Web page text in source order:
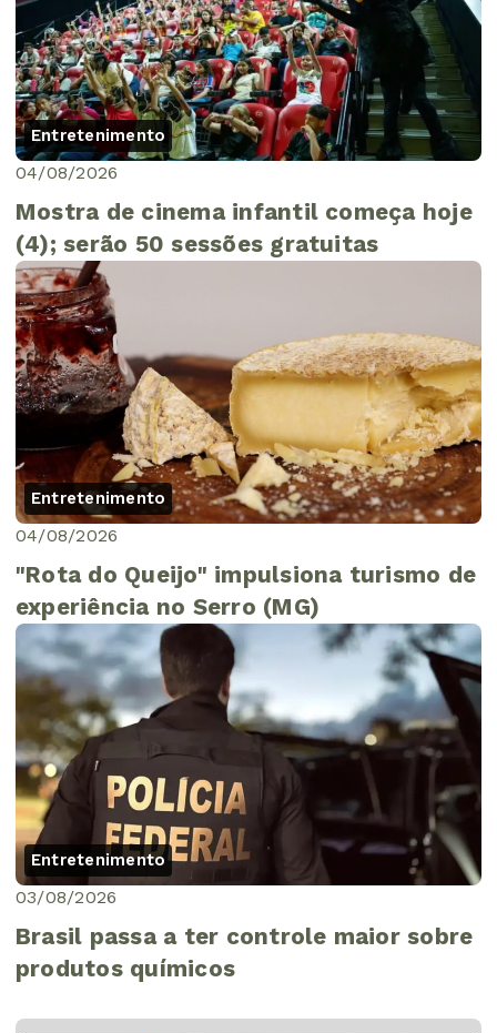
Entretenimento
04/08/2026
Mostra de cinema infantil começa hoje
(4); serão 50 sessões gratuitas
Entretenimento
04/08/2026
"Rota do Queijo" impulsiona turismo de
experiência no Serro (MG)
Entretenimento
03/08/2026
Brasil passa a ter controle maior sobre
produtos químicos